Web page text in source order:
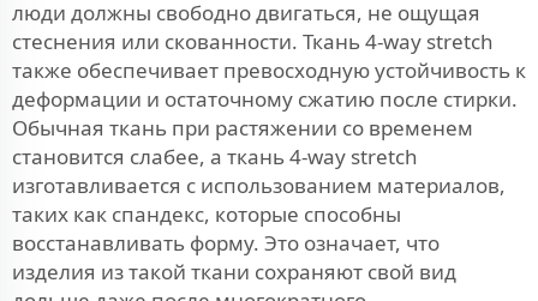
люди должны свободно двигаться, не ощущая
стеснения или скованности. Ткань 4-way stretch
также обеспечивает превосходную устойчивость к
деформации и остаточному сжатию после стирки.
Обычная ткань при растяжении со временем
становится слабее, а ткань 4-way stretch
изготавливается с использованием материалов,
таких как спандекс, которые способны
восстанавливать форму. Это означает, что
изделия из такой ткани сохраняют свой вид